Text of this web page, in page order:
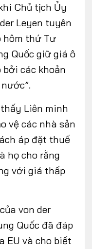
Chủ tịch Ủy
Leyen tuyên
hôm thứ Tư
Quốc giữ giá ô
bởi các khoản
Liên minh
vệ các nhà sản
áp đặt thuế
họ cho rằng
với giá thấp
von der
Quốc đã đáp
EU và cho biết